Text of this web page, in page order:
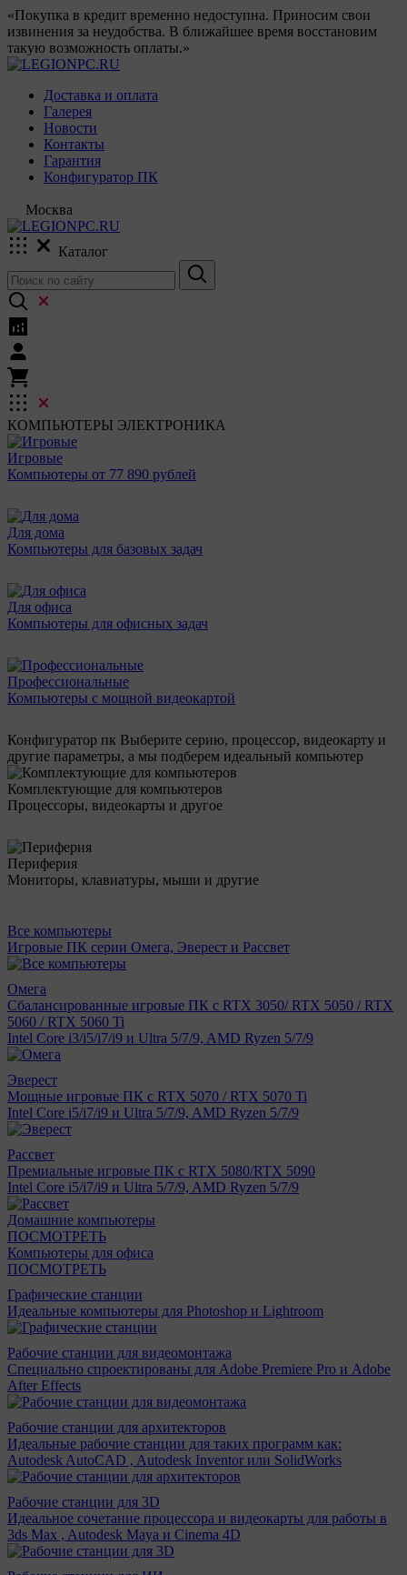
«Покупка в кредит временно недоступна. Приносим свои
извинения за неудобства. В ближайшее время восстановим
такую возможность оплаты.»
Доставка и оплата
Галерея
Новости
Контакты
Гарантия
Конфигуратор ПК
Москва
Каталог
КОМПЬЮТЕРЫ ЭЛЕКТРОНИКА
Игровые
Компьютеры от 77 890 рублей
Для дома
Компьютеры для базовых задач
Для офиса
Компьютеры для офисных задач
Профессиональные
Компьютеры с мощной видеокартой
Конфигуратор пк Выберите серию, процессор, видеокарту и
другие параметры, а мы подберем идеальный компьютер
Комплектующие для компьютеров
Процессоры, видеокарты и другое
Периферия
Мониторы, клавиатуры, мыши и другие
Все компьютеры
Игровые ПК серии Омега, Эверест и Рассвет
Омега
Сбалансированные игровые ПК с RTX 3050/ RTX 5050 / RTX
5060 / RTX 5060 Ti
Intel Core i3/i5/i7/i9 и Ultra 5/7/9, AMD Ryzen 5/7/9
Эверест
Мощные игровые ПК с RTX 5070 / RTX 5070 Ti
Intel Core i5/i7/i9 и Ultra 5/7/9, AMD Ryzen 5/7/9
Рассвет
Премиальные игровые ПК с RTX 5080/RTX 5090
Intel Core i5/i7/i9 и Ultra 5/7/9, AMD Ryzen 5/7/9
Домашние компьютеры
ПОСМОТРЕТЬ
Компьютеры для офиса
ПОСМОТРЕТЬ
Графические станции
Идеальные компьютеры для Photoshop и Lightroom
Рабочие станции для видеомонтажа
Специально спроектированы для Adobe Premiere Pro и Adobe
After Effects
Рабочие станции для архитекторов
Идеальные рабочие станции для таких программ как:
Autodesk AutoCAD , Autodesk Inventor или SolidWorks
Рабочие станции для 3D
Идеальное сочетание процессора и видеокарты для работы в
3ds Max , Autodesk Maya и Cinema 4D